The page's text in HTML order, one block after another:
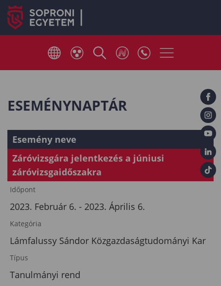
ESEMÉNYNAPTÁR
Esemény neve
Záróvizsgára jelentkezés a júniusi
záróvizsgaidőszakra
Időpont
2023. Február 6. - 2023. Április 6.
Kategória
Lámfalussy Sándor Közgazdaságtudományi Kar
Típus
Tanulmányi rend